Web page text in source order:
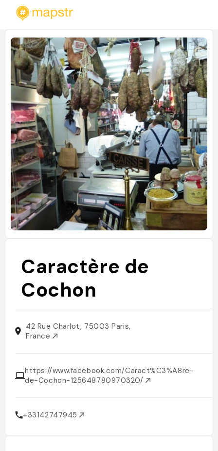
Caractère de
Cochon
42 Rue Charlot, 75003 Paris,
France
https://www.facebook.com/Caract%C3%A8re-
de-Cochon-125648780970320/
+33142747945